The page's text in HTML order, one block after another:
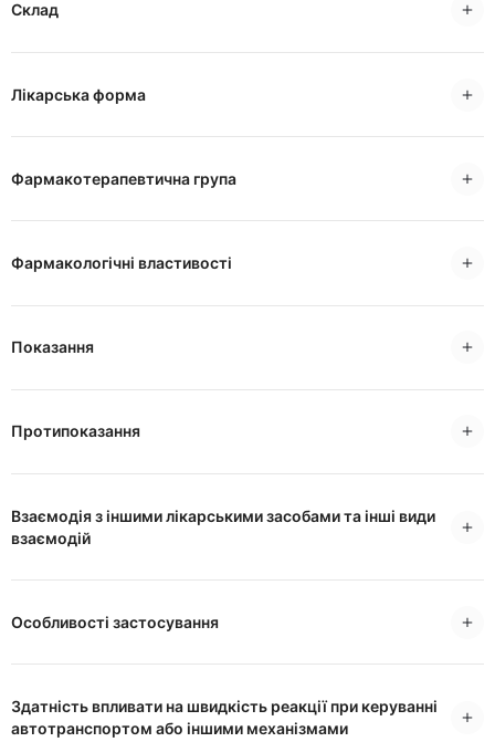
Склад
Лікарська форма
Фармакотерапевтична група
Фармакологічні властивості
Показання
Протипоказання
Взаємодія з іншими лікарськими засобами та інші види
взаємодій
Особливості застосування
Здатність впливати на швидкість реакції при керуванні
автотранспортом або іншими механізмами